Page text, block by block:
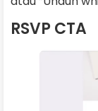
RSVP CTA